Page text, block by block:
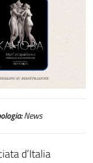
News
d’Italia